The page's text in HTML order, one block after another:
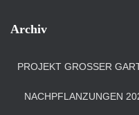
Archiv
PROJEKT GROSSER
NACHPFLANZUNGEN